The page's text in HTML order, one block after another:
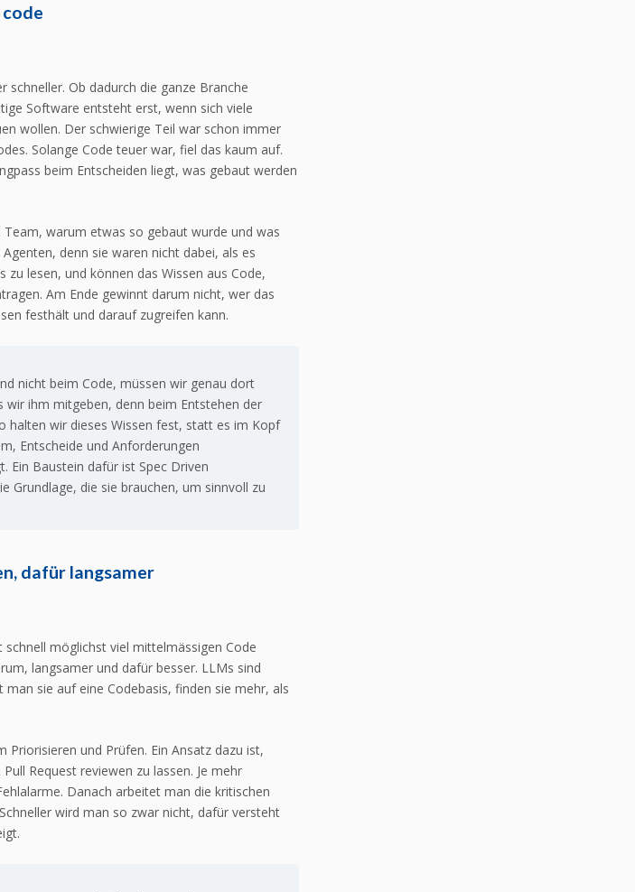
schneller. Ob dadurch die ganze Branche
Software entsteht erst, wenn sich viele
wollen. Der schwierige Teil war schon immer
Solange Code teuer war, fiel das kaum auf.
beim Entscheiden liegt, was gebaut werden
warum etwas so gebaut wurde und was
denn sie waren nicht dabei, als es
zu lesen, und können das Wissen aus Code,
Am Ende gewinnt darum nicht, wer das
festhält und darauf zugreifen kann.
nicht beim Code, müssen wir genau dort
wir ihm mitgeben, denn beim Entstehen der
halten wir dieses Wissen fest, statt es im Kopf
Entscheide und Anforderungen
Ein Baustein dafür ist Spec Driven
Grundlage, die sie brauchen, um sinnvoll zu
dafür langsamer
möglichst viel mittelmässigen Code
langsamer und dafür besser. LLMs sind
sie auf eine Codebasis, finden sie mehr, als
und Prüfen. Ein Ansatz dazu ist,
Request reviewen zu lassen. Je mehr
Danach arbeitet man die kritischen
wird man so zwar nicht, dafür versteht